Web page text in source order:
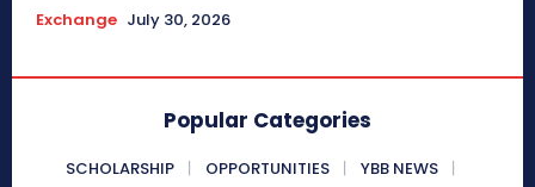
Exchange July 30, 2026
Popular Categories
SCHOLARSHIP OPPORTUNITIES
YBB NEWS